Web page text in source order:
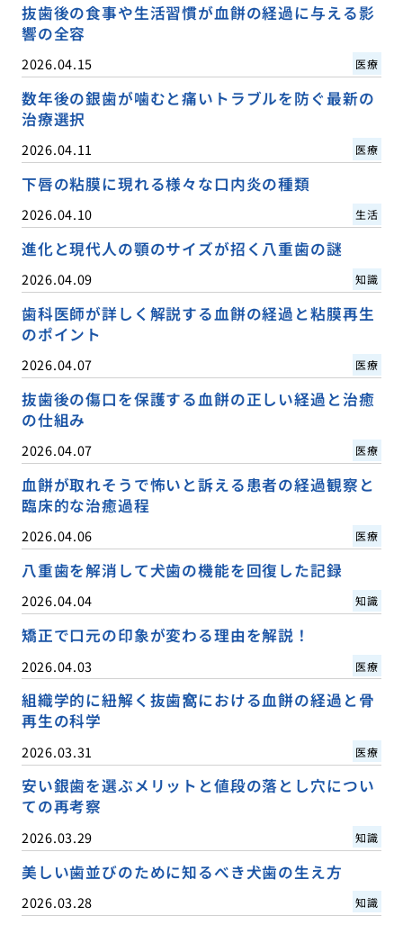
抜歯後の食事や生活習慣が血餅の経過に与える影
響の全容
2026.04.15 医療
数年後の銀歯が噛むと痛いトラブルを防ぐ最新の
治療選択
2026.04.11 医療
下唇の粘膜に現れる様々な口内炎の種類
2026.04.10 生活
進化と現代人の顎のサイズが招く八重歯の謎
2026.04.09 知識
歯科医師が詳しく解説する血餅の経過と粘膜再生
のポイント
2026.04.07 医療
抜歯後の傷口を保護する血餅の正しい経過と治癒
の仕組み
2026.04.07 医療
血餅が取れそうで怖いと訴える患者の経過観察と
臨床的な治癒過程
2026.04.06 医療
八重歯を解消して犬歯の機能を回復した記録
2026.04.04 知識
矯正で口元の印象が変わる理由を解説！
2026.04.03 医療
組織学的に紐解く抜歯窩における血餅の経過と骨
再生の科学
2026.03.31 医療
安い銀歯を選ぶメリットと値段の落とし穴につい
ての再考察
2026.03.29 知識
美しい歯並びのために知るべき犬歯の生え方
2026.03.28 知識